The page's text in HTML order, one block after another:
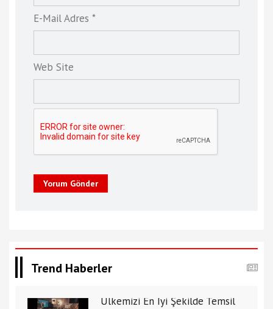
E-Mail Adres *
Web Site
Yorum Gönder
Trend Haberler
Ülkemizi En İyi Şekilde Temsil